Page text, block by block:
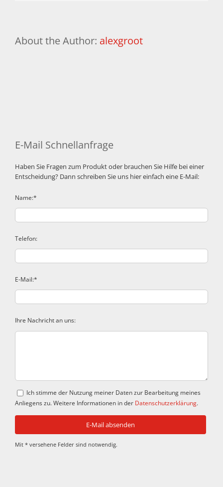
About the Author: alexgroot
E-Mail Schnellanfrage
Haben Sie Fragen zum Produkt oder brauchen Sie Hilfe bei einer
Entscheidung? Dann schreiben Sie uns hier einfach eine E-Mail:
Name:*
Telefon:
E-Mail:*
Ihre Nachricht an uns:
Ich stimme der Nutzung meiner Daten zur Bearbeitung meines
Anliegens zu. Weitere Informationen in der Datenschutzerklärung.
Mit * versehene Felder sind notwendig.